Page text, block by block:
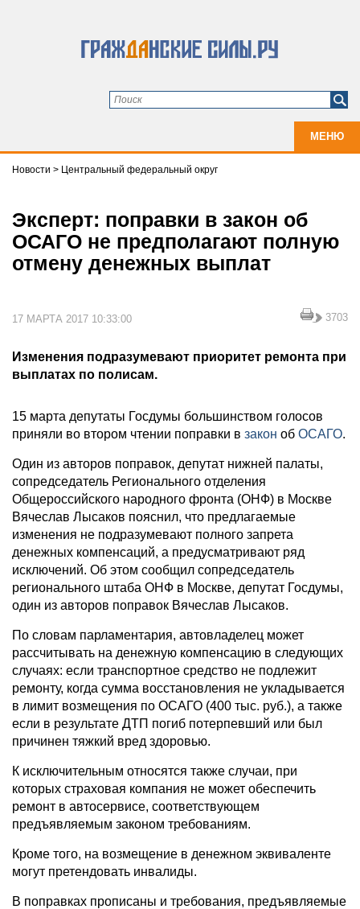
МЕНЮ
Новости > Центральный федеральный округ
Эксперт: поправки в закон об
ОСАГО не предполагают полную
отмену денежных выплат
17 МАРТА 2017 10:33:00 3703
Изменения подразумевают приоритет ремонта при
выплатах по полисам.
15 марта депутаты Госдумы большинством голосов
приняли во втором чтении поправки в закон об ОСАГО.
Один из авторов поправок, депутат нижней палаты,
сопредседатель Регионального отделения
Общероссийского народного фронта (ОНФ) в Москве
Вячеслав Лысаков пояснил, что предлагаемые
изменения не подразумевают полного запрета
денежных компенсаций, а предусматривают ряд
исключений. Об этом сообщил сопредседатель
регионального штаба ОНФ в Москве, депутат Госдумы,
один из авторов поправок Вячеслав Лысаков.
По словам парламентария, автовладелец может
рассчитывать на денежную компенсацию в следующих
случаях: если транспортное средство не подлежит
ремонту, когда сумма восстановления не укладывается
в лимит возмещения по ОСАГО (400 тыс. руб.), а также
если в результате ДТП погиб потерпевший или был
причинен тяжкий вред здоровью.
К исключительным относятся также случаи, при
которых страховая компания не может обеспечить
ремонт в автосервисе, соответствующем
предъявляемым законом требованиям.
Кроме того, на возмещение в денежном эквиваленте
могут претендовать инвалиды.
В поправках прописаны и требования, предъявляемые